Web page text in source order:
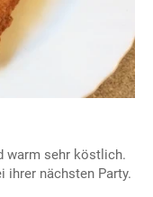
warm sehr köstlich.
ihrer nächsten Party.